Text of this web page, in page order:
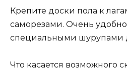
Крепите доски пола к
саморезами. Очень удобно
специальными шурупами
Что касается возможного